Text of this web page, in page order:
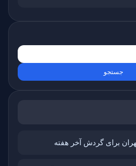
برای گردش آخر هفته